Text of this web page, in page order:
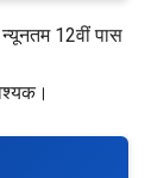
न्यूनतम 12वीं पास